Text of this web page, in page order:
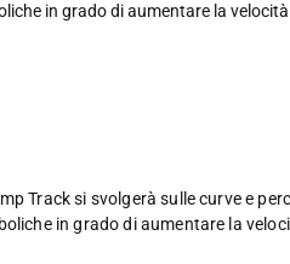
in grado di aumentare la
Track si svolgerà sulle curve e
in grado di aumentare la